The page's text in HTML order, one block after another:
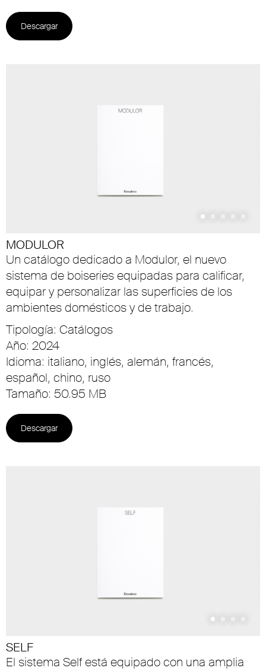
Descargar
MODULOR
Un catálogo dedicado a Modulor, el nuevo
sistema de boiseries equipadas para calificar,
equipar y personalizar las superficies de los
ambientes domésticos y de trabajo.
Tipología: Catálogos
Año: 2024
Idioma: italiano, inglés, alemán, francés,
español, chino, ruso
Tamaño: 50.95 MB
Descargar
SELF
El sistema Self está equipado con una amplia